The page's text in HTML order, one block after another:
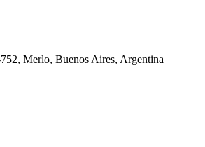
Merlo, Buenos Aires, Argentina